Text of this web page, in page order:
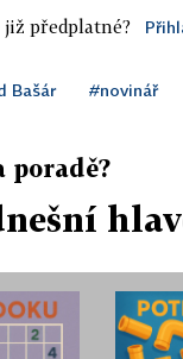
již předplatné?
Bašár #novinář
poradě?